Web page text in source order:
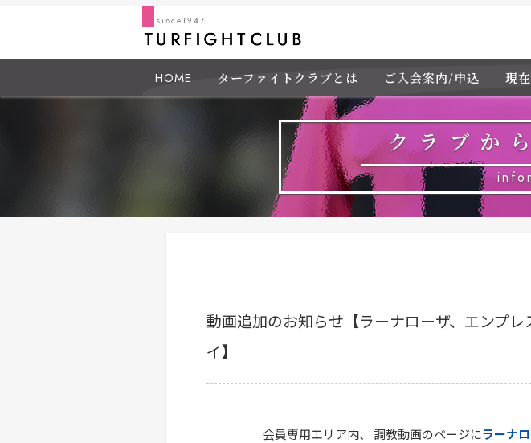
HOME ターファイトクラブとは ご入会案内/申込 現
クラブか
動画追加のお知らせ【ラーナローザ、エンプ
イ】
会員専用エリア内、 調教動画のページにラーナ